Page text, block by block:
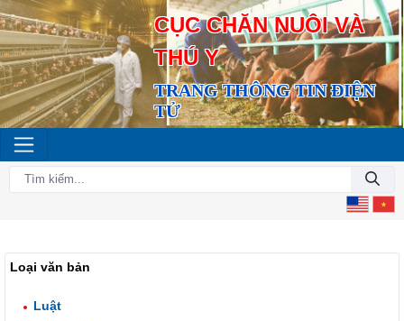
CỤC CHĂN NUÔI VÀ
THÚ Y
TRANG THÔNG TIN ĐIỆN
TỬ
Loại văn bản
Luật